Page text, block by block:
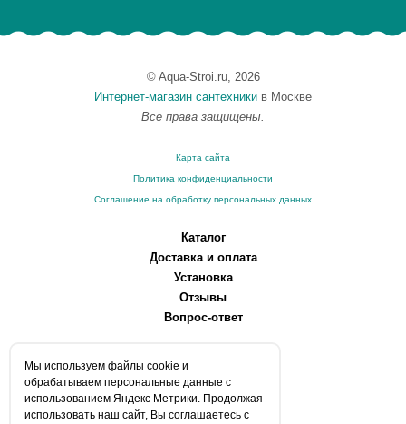
© Aqua-Stroi.ru, 2026
Интернет-магазин сантехники в Москве
Все права защищены.
Карта сайта
Политика конфиденциальности
Соглашение на обработку персональных данных
Каталог
Доставка и оплата
Установка
Отзывы
Вопрос-ответ
Сервисные центры
Контакты
Мы используем файлы сookie и
обрабатываем персональные данные с
использованием Яндекс Метрики. Продолжая
использовать наш сайт, Вы соглашаетесь с